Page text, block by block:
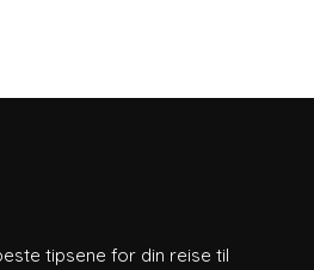
tipsene for din reise til